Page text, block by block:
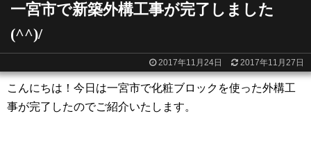
一宮市で新築外構工事が完了しました
(^^)/
2017年11月24日 2017年11月27日
こんにちは！今日は一宮市で化粧ブロックを使った外構工
事が完了したのでご紹介いたします。